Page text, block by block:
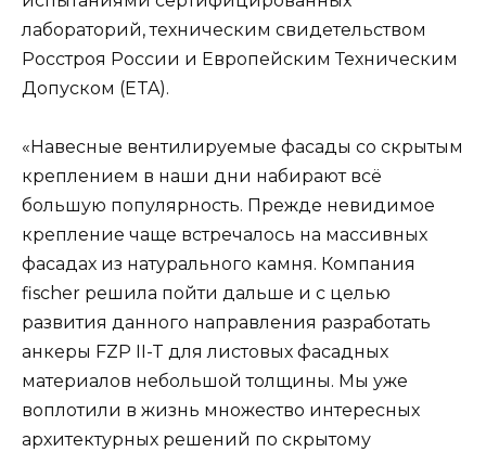
лабораторий, техническим свидетельством
Росстроя России и Европейским Техническим
Допуском (ETA).
«Навесные вентилируемые фасады со скрытым
креплением в наши дни набирают всё
большую популярность. Прежде невидимое
крепление чаще встречалось на массивных
фасадах из натурального камня. Компания
fischer решила пойти дальше и с целью
развития данного направления разработать
анкеры FZP II-T для листовых фасадных
материалов небольшой толщины. Мы уже
воплотили в жизнь множество интересных
архитектурных решений по скрытому